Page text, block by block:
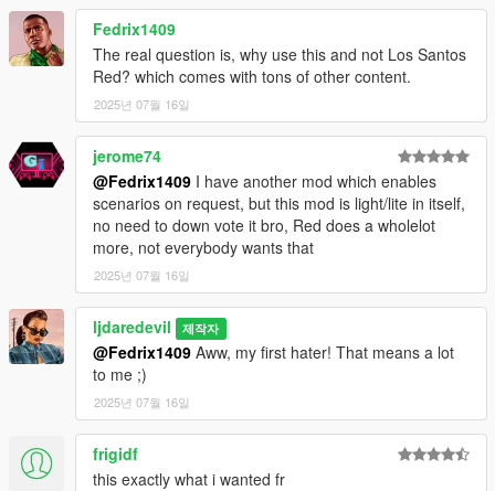
Fedrix1409
The real question is, why use this and not Los Santos
Red? which comes with tons of other content.
2025년 07월 16일
jerome74
@Fedrix1409 I have another mod which enables
scenarios on request, but this mod is light/lite in itself,
no need to down vote it bro, Red does a wholelot
more, not everybody wants that
2025년 07월 16일
ljdaredevil 제작자
@Fedrix1409 Aww, my first hater! That means a lot
to me ;)
2025년 07월 16일
frigidf
this exactly what i wanted fr